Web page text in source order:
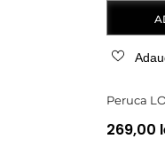
Peruca
269,00